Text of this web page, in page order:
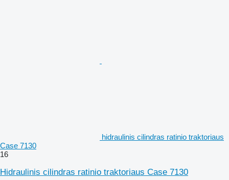
hidraulinis cilindras ratinio traktoriaus
Case 7130
16
Hidraulinis cilindras ratinio traktoriaus Case 7130